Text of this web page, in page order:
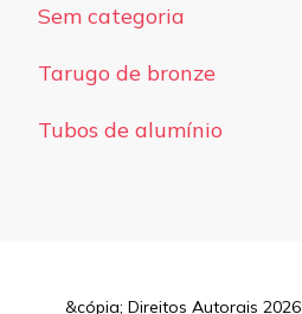
Sem categoria
Tarugo de bronze
Tubos de alumínio
&cópia; Direitos Autorais 2026